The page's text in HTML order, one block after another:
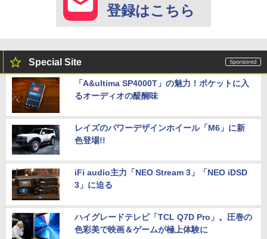
登録はこちら
Special Site
「A&ultima SP4000T」の魅力！ポケットに入
るオーディオの醍醐味
レイズのパワーデザインホイール「M6」に新
色登場!!
iFi audio主力「NEO Stream 3」「NEO iDSD
3」に迫る
ハイグレードテレビ「TCL Q7D Pro」。圧巻の
色彩美で映画＆ゲームが極上体験に